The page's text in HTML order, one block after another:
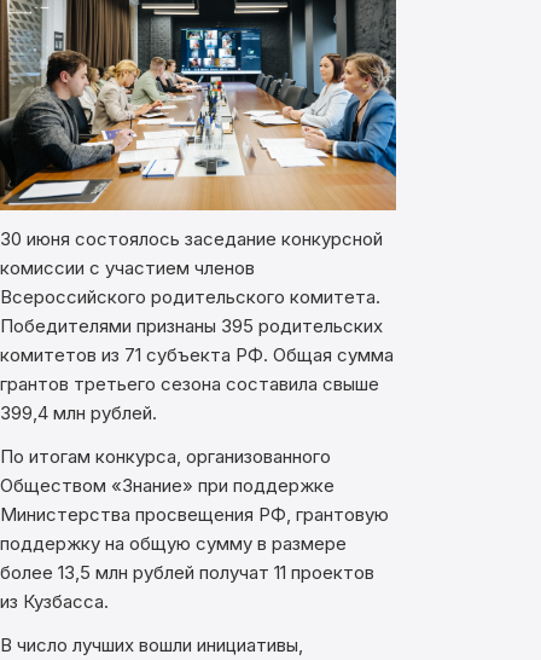
30 июня состоялось заседание конкурсной
комиссии с участием членов
Всероссийского родительского комитета.
Победителями признаны 395 родительских
комитетов из 71 субъекта РФ. Общая сумма
грантов третьего сезона составила свыше
399,4 млн рублей.
По итогам конкурса, организованного
Обществом «Знание» при поддержке
Министерства просвещения РФ, грантовую
поддержку на общую сумму в размере
более 13,5 млн рублей получат 11 проектов
из Кузбасса.
В число лучших вошли инициативы,